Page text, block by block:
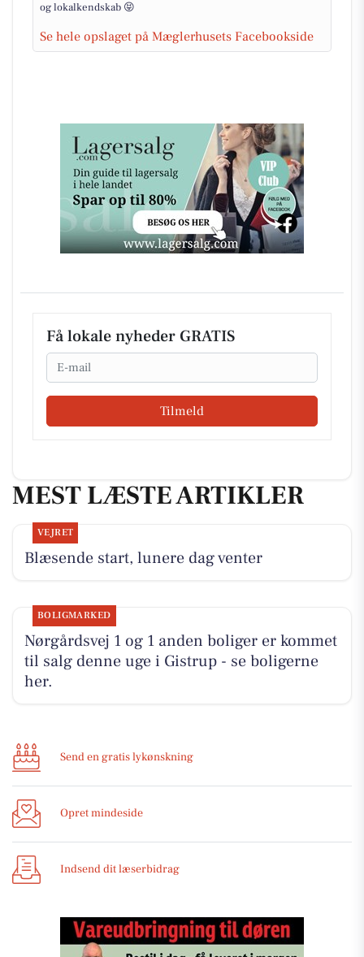
og lokalkendskab 😝
Se hele opslaget på Mæglerhusets Facebookside
Få lokale nyheder GRATIS
Email
Tilmeld
MEST LÆSTE ARTIKLER
VEJRET
Blæsende start, lunere dag venter
BOLIGMARKED
Nørgårdsvej 1 og 1 anden boliger er kommet
til salg denne uge i Gistrup - se boligerne
her.
Send en gratis lykønskning
Opret mindeside
Indsend dit læserbidrag